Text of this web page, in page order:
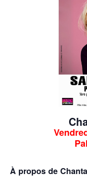
À propos de